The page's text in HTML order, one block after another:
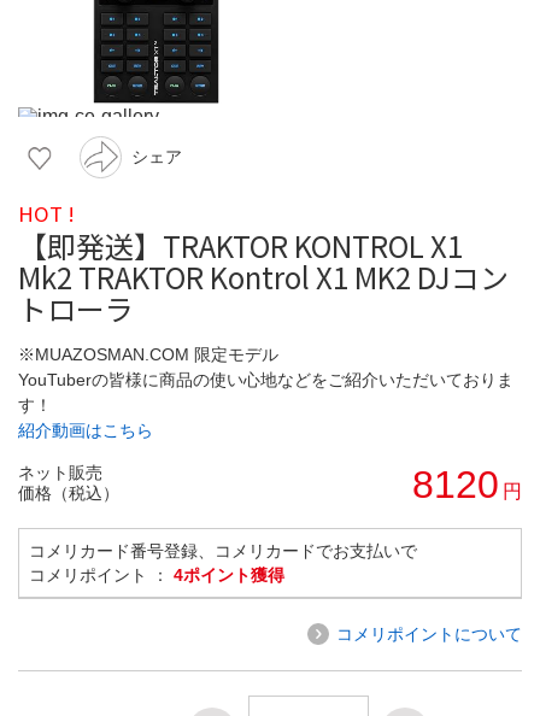
シェア
HOT !
【即発送】TRAKTOR KONTROL X1
Mk2 TRAKTOR Kontrol X1 MK2 DJコン
トローラ
※MUAZOSMAN.COM 限定モデル
YouTuberの皆様に商品の使い心地などをご紹介いただいておりま
す！
紹介動画はこちら
ネット販売
価格（税込）
8120 円
コメリカード番号登録、コメリカードでお支払いで
コメリポイント ： 4ポイント獲得
コメリポイントについて